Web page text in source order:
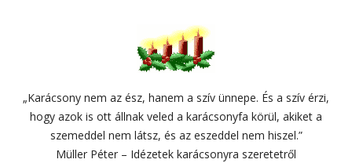
„Karácsony nem az ész, hanem a szív ünnepe. És a szív érzi,
hogy azok is ott állnak veled a karácsonyfa körül, akiket a
szemeddel nem látsz, és az eszeddel nem hiszel.”
Müller Péter – Idézetek karácsonyra szeretetről